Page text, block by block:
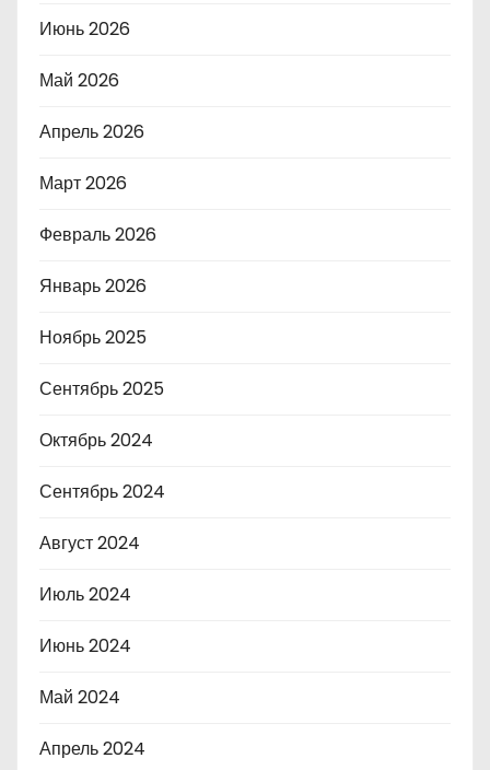
Июнь 2026
Май 2026
Апрель 2026
Март 2026
Февраль 2026
Январь 2026
Ноябрь 2025
Сентябрь 2025
Октябрь 2024
Сентябрь 2024
Август 2024
Июль 2024
Июнь 2024
Май 2024
Апрель 2024